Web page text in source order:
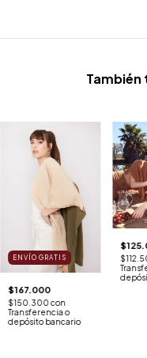
ENVÍO GRATIS
$167.000
$150.300con
Transferencia o
depósito bancario